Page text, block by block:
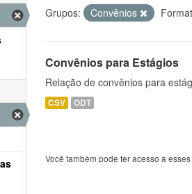
Grupos: Convênios
Convênios para Estágios
Relação de convênios para
CSV ODT
Você também pode ter acesso a